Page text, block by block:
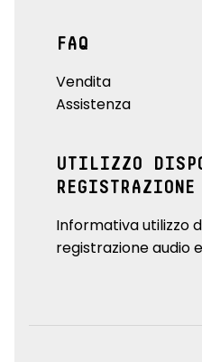
FAQ
Vendita
Assistenza
UTILIZZO
REGISTRAZIONE
Informativa utilizzo
registrazione audio